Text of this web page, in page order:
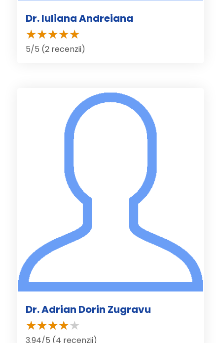
Dr. Iuliana Andreiana
5/5 (2 recenzii)
Dr. Adrian Dorin Zugravu
3.94/5 (4 recenzii)